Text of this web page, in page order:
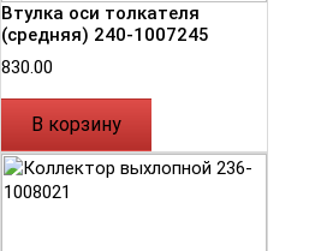
Втулка оси толкателя
(средняя) 240-1007245
830.00
В корзину